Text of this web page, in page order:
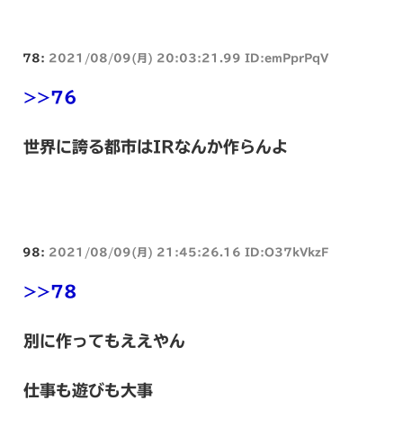
78: 2021/08/09(月) 20:03:21.99 ID:emPprPqV
>>76
世界に誇る都市はIRなんか作らんよ
98: 2021/08/09(月) 21:45:26.16 ID:O37kVkzF
>>78
別に作ってもええやん
仕事も遊びも大事